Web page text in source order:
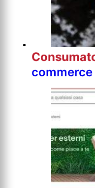
commerce